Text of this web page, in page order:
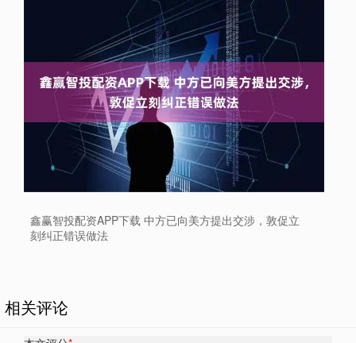
鑫赢智投配资APP下载 中方已向美方提出交涉，敦促立
刻纠正错误做法
相关评论